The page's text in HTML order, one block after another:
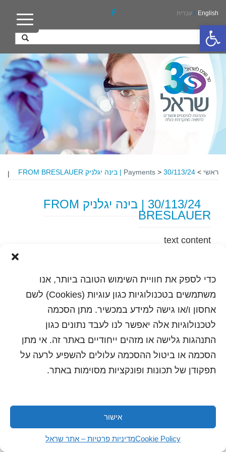
פתח סרגל נגישות
כדי לספק את חוויית השימוש הטובה ביותר, אנו
משתמשים בטכנולוגיות כגון עוגיות (Cookies) לשם
אחסון ו/או גישה למידע במכשיר. מתן הסכמה
לטכנולוגיות אלה יאפשר לנו לעבד נתונים כגון
התנהגות גלישה או מזהים ייחודיים באתר זה. אי מתן
הסכמה או ביטול ההסכמה עלולים להשפיע לרעה על
תפקודן של תכונות ופונקציות מסוימות באתר.
אישור
Cookie Policyמדיניות פרטיות – אתר שראל
English
/ עברית
ראשי >
Payments > 30/113/24 | בינה יגלניק FROM BRESLAUER |
30/113/24 | בינה יגלניק FROM
BRESLAUER
text content
כל הזכויות שמורות לשראל 2018 | עיצוב ותכנות: סטודיו
"היוצרים"